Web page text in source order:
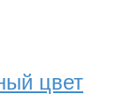
цвет